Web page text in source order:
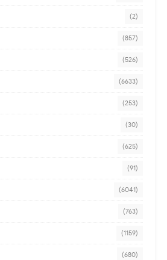
(2)
(857)
(526)
(6633)
(253)
(30)
(625)
(91)
(6041)
(763)
(1159)
(680)